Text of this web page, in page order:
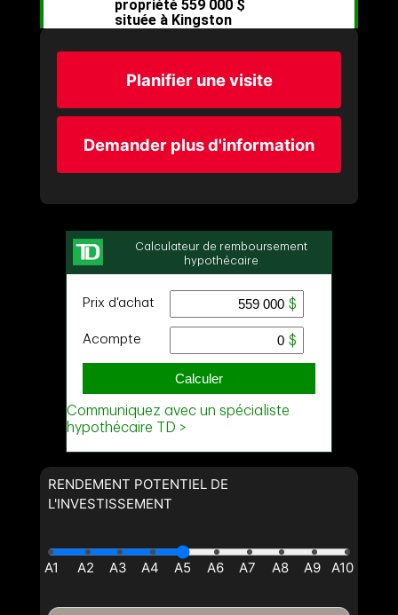
Planifier une visite
Demander plus d'information
RENDEMENT POTENTIEL DE
L'INVESTISSEMENT